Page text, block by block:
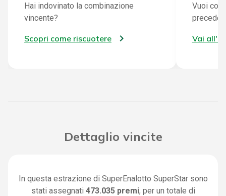
Hai indovinato la combinazione
vincente?
Scopri come riscuotere
Vuoi
Vai
Dettaglio vincite
In questa estrazione di SuperEnalotto SuperStar sono
stati assegnati 473.035 premi, per un totale di